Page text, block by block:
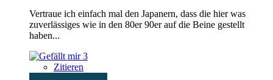
Vertraue ich einfach mal den Japanern, dass die hier was
zuverlässiges wie in den 80er 90er auf die Beine gestellt
haben...
3
Zitieren